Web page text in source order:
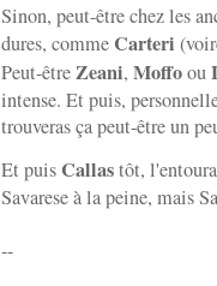
Sinon, peut-être chez les
dures, commeCarteri
Peut-êtreZeani, Moffoou
intense. Et puis,
trouveras ça peut-être un
Et puisCallastôt,
Savarese à la peine, mais
--